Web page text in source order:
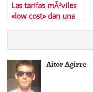
Las tarifas mÃ³viles
«low cost» dan una
Aitor Agirre